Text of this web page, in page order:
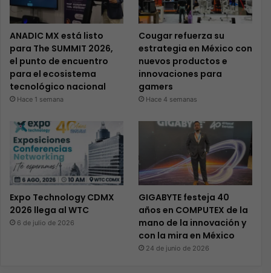
ANADIC MX está listo
para The SUMMIT 2026,
el punto de encuentro
para el ecosistema
tecnológico nacional
Hace 1 semana
Cougar refuerza su
estrategia en México con
nuevos productos e
innovaciones para
gamers
Hace 4 semanas
Expo Technology CDMX
2026 llega al WTC
6 de julio de 2026
GIGABYTE festeja 40
años en COMPUTEX de la
mano de la innovación y
con la mira en México
24 de junio de 2026